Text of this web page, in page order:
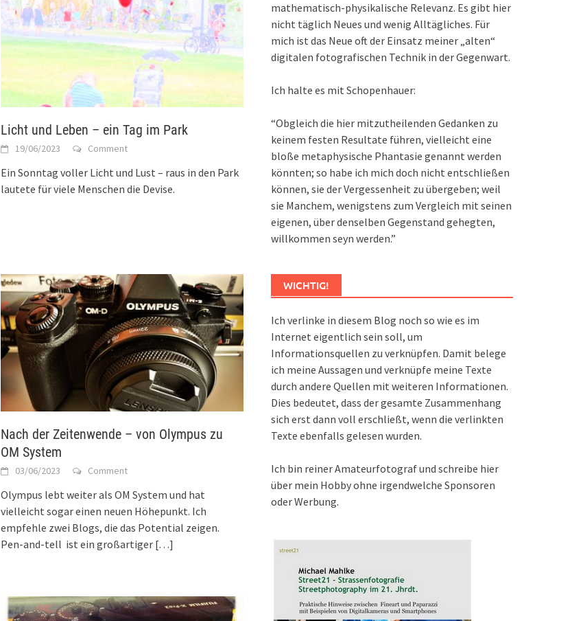
Licht und Leben – ein Tag im Park
19/06/2023 Comment
Ein Sonntag voller Licht und Lust – raus in den Park
lautete für viele Menschen die Devise.
Nach der Zeitenwende – von Olympus zu
OM System
03/06/2023 Comment
Olympus lebt weiter als OM System und hat
vielleicht sogar einen neuen Höhepunkt. Ich
empfehle zwei Blogs, die das Potential zeigen.
Pen-and-tell ist ein großartiger […]
mathematisch-physikalische Relevanz. Es gibt hier
nicht täglich Neues und wenig Alltägliches. Für
mich ist das Neue oft der Einsatz meiner „alten“
digitalen fotografischen Technik in der Gegenwart.
Ich halte es mit Schopenhauer:
“Obgleich die hier mitzutheilenden Gedanken zu
keinem festen Resultate führen, vielleicht eine
bloße metaphysische Phantasie genannt werden
könnten; so habe ich mich doch nicht entschließen
können, sie der Vergessenheit zu übergeben; weil
sie Manchem, wenigstens zum Vergleich mit seinen
eigenen, über denselben Gegenstand gehegten,
willkommen seyn werden.”
WICHTIG!
Ich verlinke in diesem Blog noch so wie es im
Internet eigentlich sein soll, um
Informationsquellen zu verknüpfen. Damit belege
ich meine Aussagen und verknüpfe meine Texte
durch andere Quellen mit weiteren Informationen.
Dies bedeutet, dass der gesamte Zusammenhang
sich erst dann voll erschließt, wenn die verlinkten
Texte ebenfalls gelesen wurden.
Ich bin reiner Amateurfotograf und schreibe hier
über mein Hobby ohne irgendwelche Sponsoren
oder Werbung.